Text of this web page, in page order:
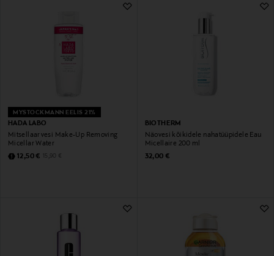
MYSTOCKMANN EELIS 21%
HADA LABO
Mitsellaarvesi Make-Up Removing
Micellar Water
Discounted Price
12,50 € Original Price
15,90 €
BIOTHERM
Näovesi kõikidele nahatüüpidele Eau
Micellaire 200 ml
Original Price
32,00 €